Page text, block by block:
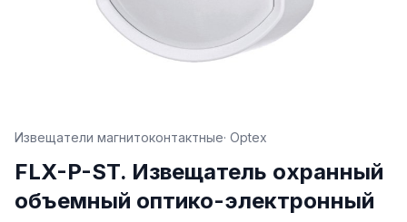
Извещатели магнитоконтактные· Optex
FLX-P-ST. Извещатель охранный
объемный оптико-электронный